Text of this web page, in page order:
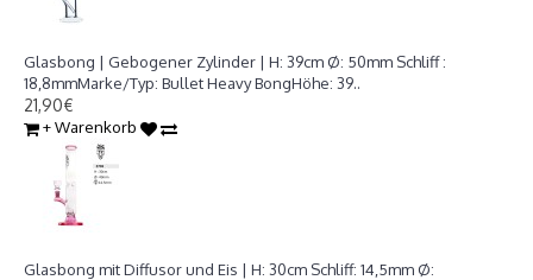
Glasbong | Gebogener Zylinder | H: 39cm Ø: 50mm Schliff :
18,8mmMarke/Typ: Bullet Heavy BongHöhe: 39..
21,90€
+ Warenkorb
Glasbong mit Diffusor und Eis | H: 30cm Schliff: 14,5mm Ø: